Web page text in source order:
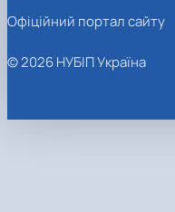
Офіційний портал сайту
© 2026 НУБІП Україна